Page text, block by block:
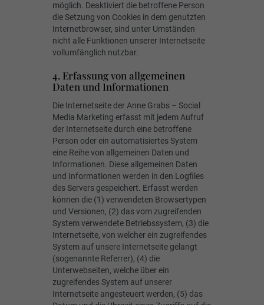
möglich. Deaktiviert die betroffene Person
die Setzung von Cookies in dem genutzten
Internetbrowser, sind unter Umständen
nicht alle Funktionen unserer Internetseite
vollumfänglich nutzbar.
4. Erfassung von allgemeinen
Daten und Informationen
Die Internetseite der Anne Grabs – Social
Media Marketing erfasst mit jedem Aufruf
der Internetseite durch eine betroffene
Person oder ein automatisiertes System
eine Reihe von allgemeinen Daten und
Informationen. Diese allgemeinen Daten
und Informationen werden in den Logfiles
des Servers gespeichert. Erfasst werden
können die (1) verwendeten Browsertypen
und Versionen, (2) das vom zugreifenden
System verwendete Betriebssystem, (3) die
Internetseite, von welcher ein zugreifendes
System auf unsere Internetseite gelangt
(sogenannte Referrer), (4) die
Unterwebseiten, welche über ein
zugreifendes System auf unserer
Internetseite angesteuert werden, (5) das